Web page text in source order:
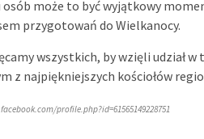
osób może to być wyjątkowy
przygotowań do Wielkanocy.
wszystkich, by wzięli udział
z najpiękniejszych kościołów
profile.php?id=61565149228751